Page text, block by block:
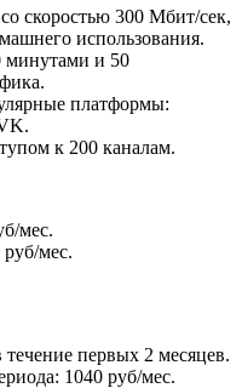
скоростью 300 Мбит/сек,
использования.
минутами и 50
платформы:
к 200 каналам.
мес.
мес.
первых 2 месяцев.
1040 руб/мес.